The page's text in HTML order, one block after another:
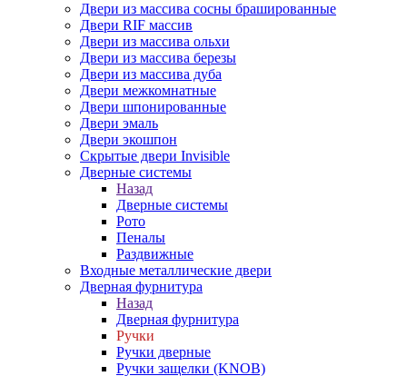
Двери из массива сосны брашированные
Двери RIF массив
Двери из массива ольхи
Двери из массива березы
Двери из массива дуба
Двери межкомнатные
Двери шпонированные
Двери эмаль
Двери экошпон
Скрытые двери Invisible
Дверные системы
Назад
Дверные системы
Рото
Пеналы
Раздвижные
Входные металлические двери
Дверная фурнитура
Назад
Дверная фурнитура
Ручки
Ручки дверные
Ручки защелки (KNOB)